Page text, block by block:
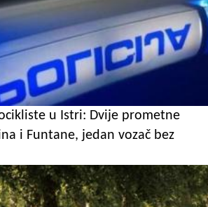
u Istri: Dvije prometne
i Funtane, jedan vozač bez